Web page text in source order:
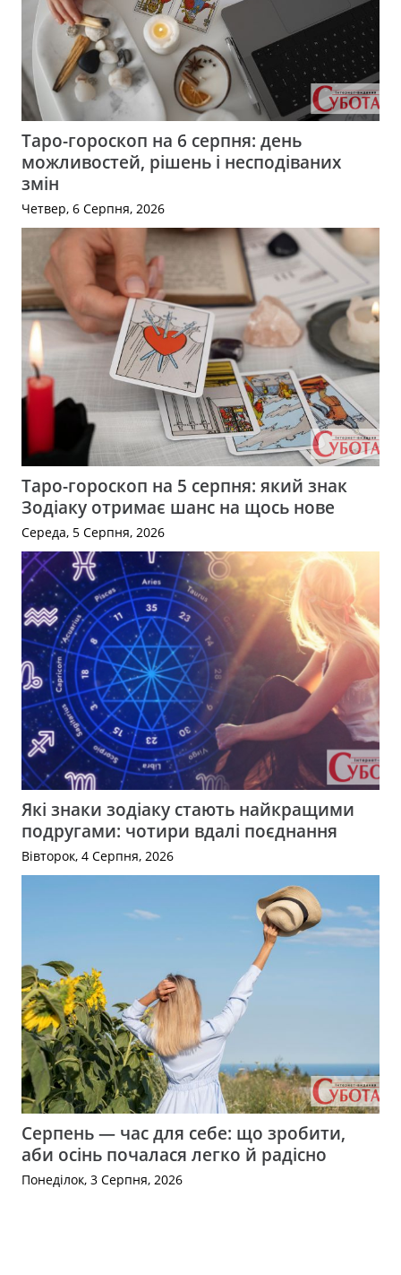
Таро-гороскоп на 6 серпня: день
можливостей, рішень і несподіваних
змін
Четвер, 6 Серпня, 2026
Таро-гороскоп на 5 серпня: який знак
Зодіаку отримає шанс на щось нове
Середа, 5 Серпня, 2026
Які знаки зодіаку стають найкращими
подругами: чотири вдалі поєднання
Вівторок, 4 Серпня, 2026
Серпень — час для себе: що зробити,
аби осінь почалася легко й радісно
Понеділок, 3 Серпня, 2026